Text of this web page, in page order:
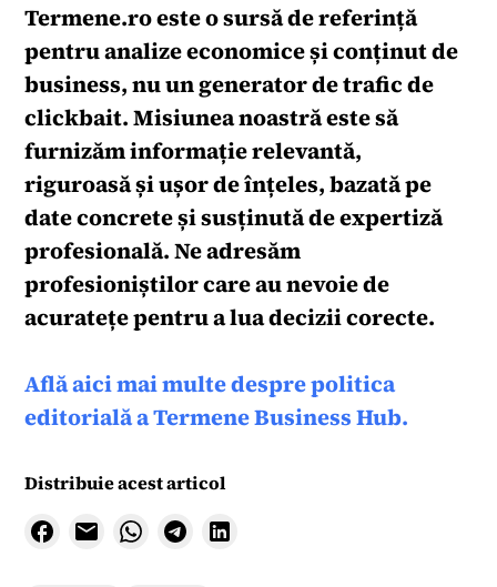
Termene.roeste o sursă de referință
pentru analize economice și conținut de
business, nu un generator de trafic de
clickbait. Misiunea noastră este să
furnizăm informație relevantă,
riguroasă și ușor de înțeles, bazată pe
date concrete și susținută de expertiză
profesională. Ne adresăm
profesioniștilor care au nevoie de
acuratețe pentru a lua decizii corecte.
Află aici mai multe despre politica
editorială a Termene Business Hub.
Distribuie acest articol